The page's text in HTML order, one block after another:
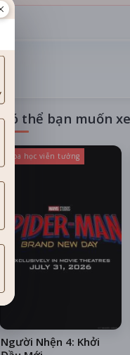
Có thể bạn muốn
Khoa học viễn tưởng
Người Nhện 4: Khởi